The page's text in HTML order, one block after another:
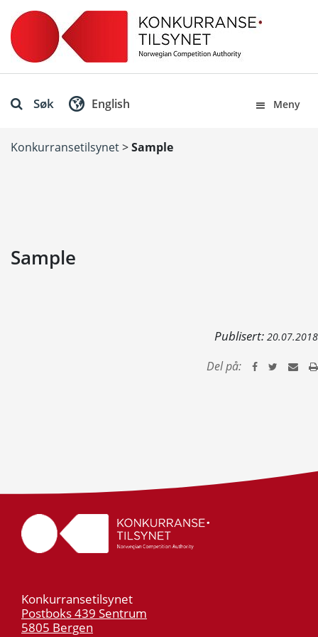
Søk Meny
English
Konkurransetilsynet>Sample
Sample
Publisert: 20.07.2018
Del på:
Konkurransetilsynet
Postboks 439 Sentrum
5805 Bergen